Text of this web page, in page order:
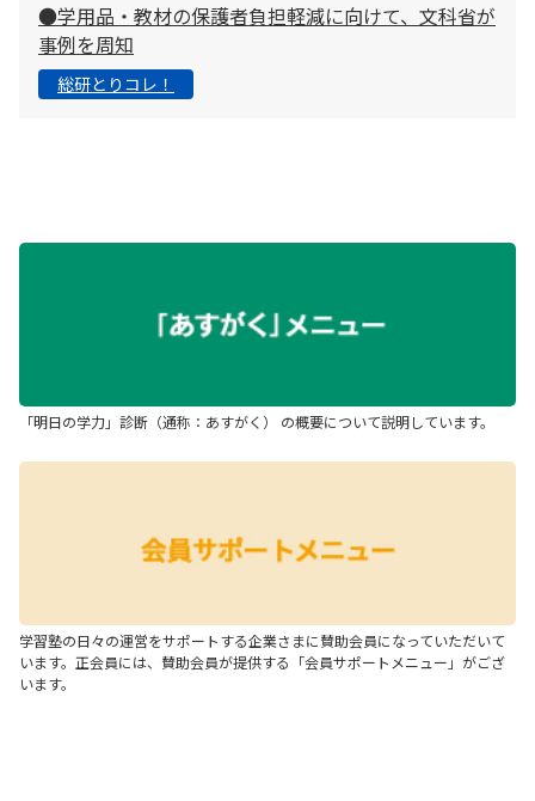
●学用品・教材の保護者負担軽減に向けて、文科省が
事例を周知
総研とりコレ！
「明日の学力」診断（通称：あすがく） の概要について説明しています。
学習塾の日々の運営をサポートする企業さまに賛助会員になっていただいて
います。正会員には、賛助会員が提供する「会員サポートメニュー」がござ
います。